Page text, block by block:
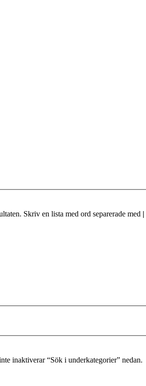
Skriv en lista med ord separerade med |
inaktiverar “Sök i underkategorier” nedan.